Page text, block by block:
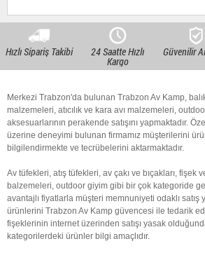
Hızlı Sipariş Takibi 24 Saatte Hızlı
Kargo
Güvenilir
Merkezi Trabzon'da bulunan Trabzon Av Kamp,
malzemeleri, atıcılık ve kara avı malzemeleri,
aksesuarlarının perakende satışını yapmaktadır.
üzerine deneyimi bulunan firmamız müşterilerini
bilgilendirmekte ve tecrübelerini aktarmaktadır.
Av tüfekleri, atış tüfekleri, av çakı ve bıçakları, fişek
balzemeleri, outdoor giyim gibi bir çok kategoride
avantajlı fiyatlarla müşteri memnuniyeti odaklı satış
ürünlerini Trabzon Av Kamp güvencesi ile tedarik
fişeklerinin internet üzerinden satışı yasak
kategorilerdeki ürünler bilgi amaçlıdır.